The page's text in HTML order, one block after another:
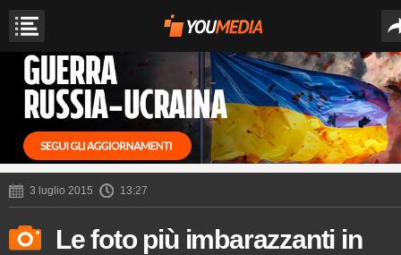
3 luglio 2015 13:27
Le foto più imbarazzanti in